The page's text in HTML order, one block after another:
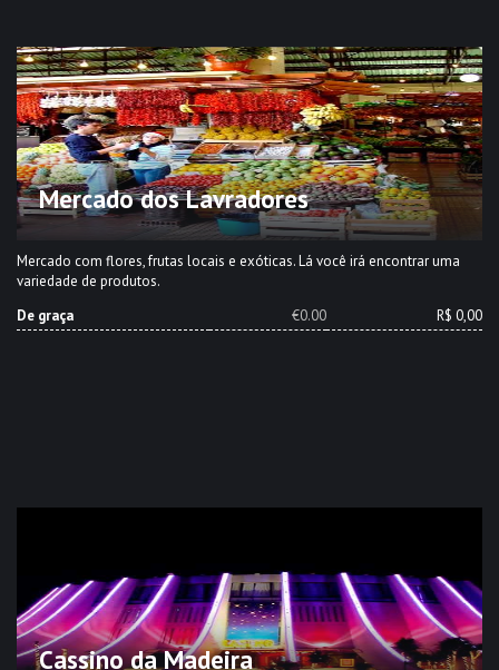
Mercado dos Lavradores
Mercado com flores, frutas locais e exóticas. Lá você irá encontrar uma
variedade de produtos.
De graça
€0.00 R$ 0,00
Cassino da Madeira